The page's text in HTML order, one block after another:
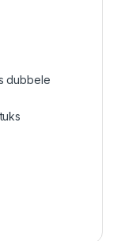
dubbele